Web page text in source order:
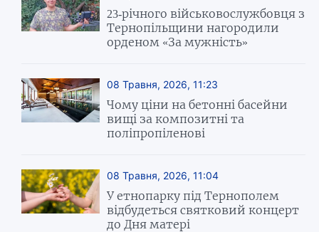
23-річного військовослужбовця з
Тернопільщини нагородили
орденом «За мужність»
08 Травня, 2026, 11:23
Чому ціни на бетонні басейни
вищі за композитні та
поліпропіленові
08 Травня, 2026, 11:04
У етнопарку під Тернополем
відбудеться святковий концерт
до Дня матері